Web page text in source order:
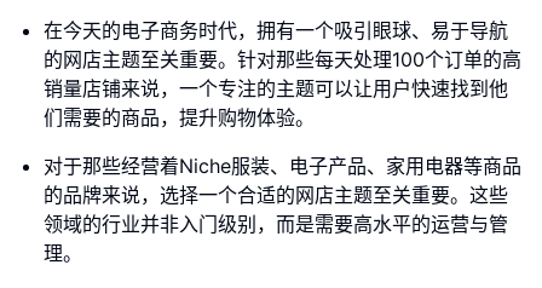
在今天的电子商务时代，拥有一个吸引眼球、易于导航
的网店主题至关重要。针对那些每天处理100个订单的高
销量店铺来说，一个专注的主题可以让用户快速找到他
们需要的商品，提升购物体验。
对于那些经营着Niche服装、电子产品、家用电器等商品
的品牌来说，选择一个合适的网店主题至关重要。这些
领域的行业并非入门级别，而是需要高水平的运营与管
理。